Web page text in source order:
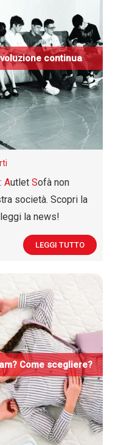
continua
Autlet Sofà non
società. Scopri la
la news!
LEGGI TUTTO
Come scegliere?